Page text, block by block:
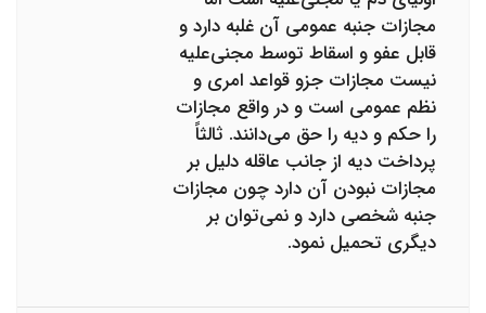
مجازات جنبه عمومی آن غلبه دارد و
قابل عفو و اسقاط توسط مجنی‌علیه
نیست مجازات جزو قواعد امری و
نظم عمومی است و در واقع مجازات
را حکم و دیه را حق می‌دانند. ثالثاً
پرداخت دیه از جانب عاقله دلیل بر
مجازات نبودن آن دارد چون مجازات
جنبه شخصی دارد و نمی‌توان بر
دیگری تحمیل نمود.